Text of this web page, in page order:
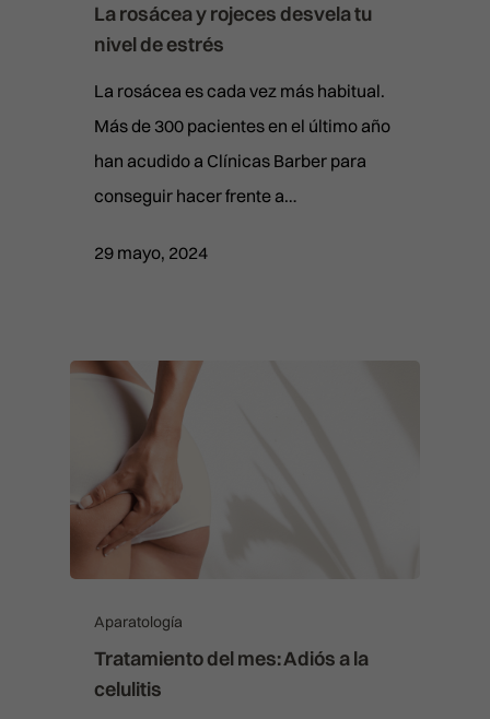
La rosácea y rojeces desvela tu
nivel de estrés
La rosácea es cada vez más habitual.
Más de 300 pacientes en el último año
han acudido a Clínicas Barber para
conseguir hacer frente a…
29 mayo, 2024
Aparatología
Tratamiento del mes: Adiós a la
celulitis